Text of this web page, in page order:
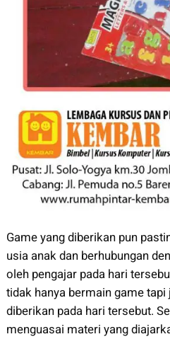
Game yang diberikan pun
usia anak dan berhubungan
oleh pengajar pada hari
tidak hanya bermain game
diberikan pada hari tersebut.
menguasai materi yang